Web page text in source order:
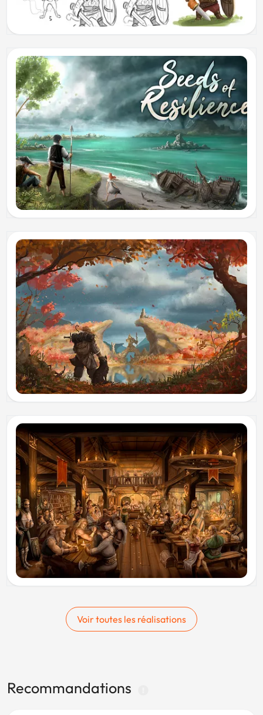
Voir toutes les réalisations
Recommandations